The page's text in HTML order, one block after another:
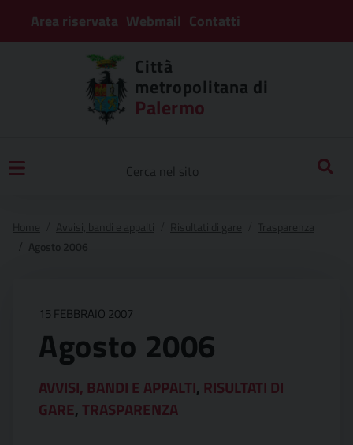
Area riservata Webmail Contatti
Città
metropolitana di
Palermo
15 FEBBRAIO 2007
Agosto 2006
AVVISI, BANDI E APPALTI, RISULTATI DI
GARE,TRASPARENZA